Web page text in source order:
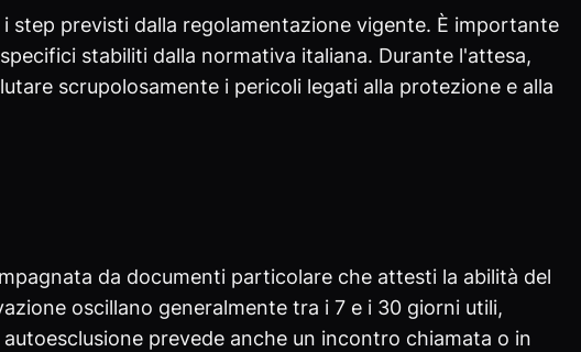
previsti dalla regolamentazione vigente. È importante
stabiliti dalla normativa italiana. Durante l'attesa,
scrupolosamente i pericoli legati alla protezione e alla
da documenti particolare che attesti la abilità del
oscillano generalmente tra i 7 e i 30 giorni utili,
prevede anche un incontro chiamata o in